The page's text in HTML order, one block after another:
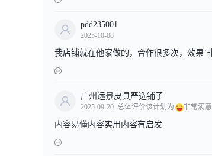
pdd235001
2025-10-08
我店铺就在他家做的，合作很多次，效果`
广州远景皮具严选铺子
2025-09-20 总体评价该计划为 非常满意
内容易懂内容实用内容有启发